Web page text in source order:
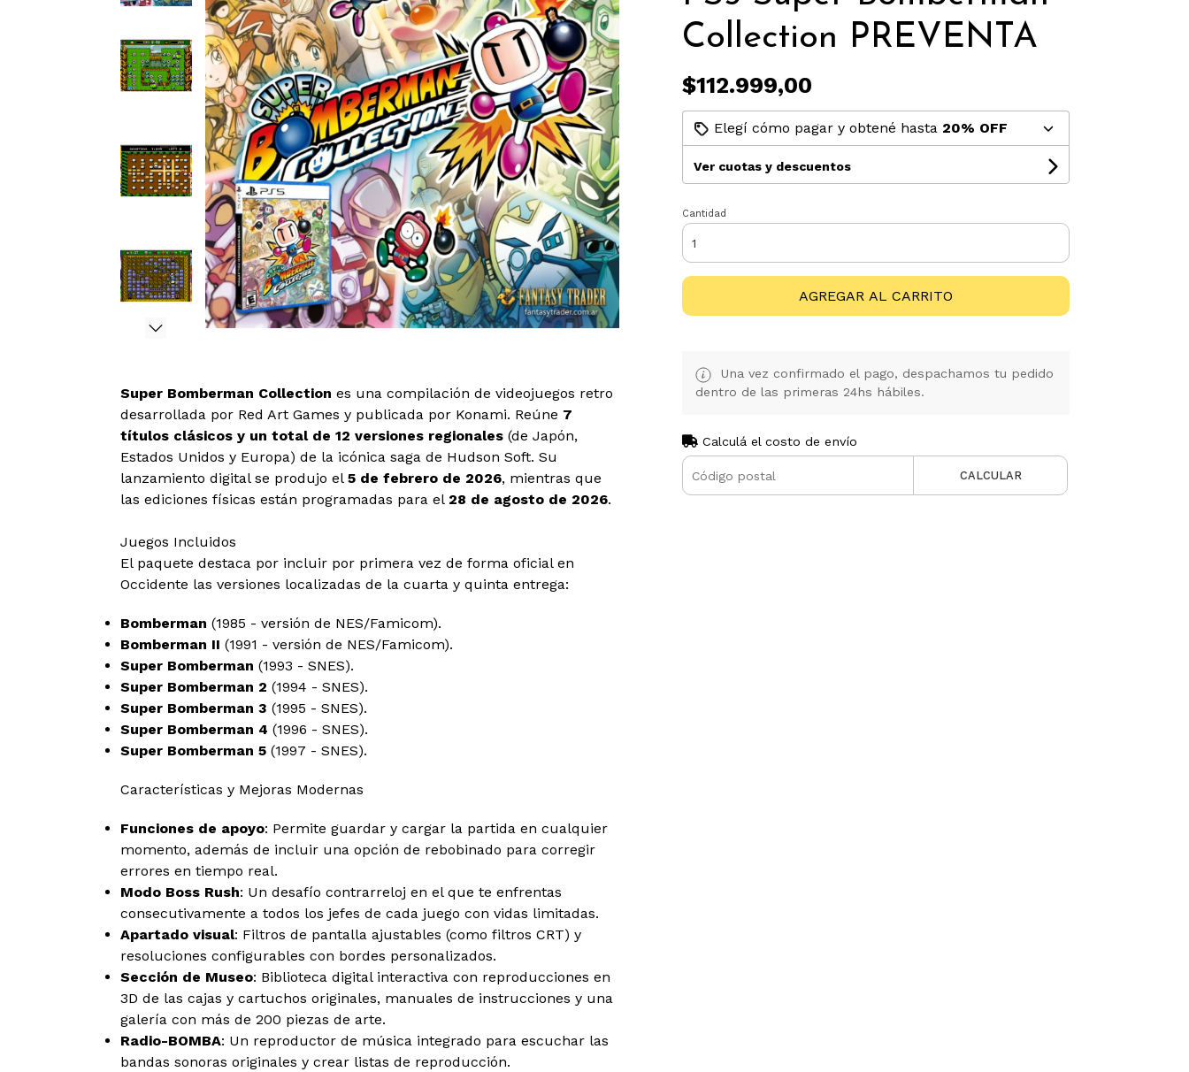
Super Bomberman Collection es una compilación de videojuegos retro
desarrollada por Red Art Games y publicada por Konami. Reúne 7
títulos clásicos y un total de 12 versiones regionales(de Japón,
Estados Unidos y Europa) de la icónica saga de Hudson Soft. Su
lanzamiento digital se produjo el 5 de febrero de 2026, mientras que
las ediciones físicas están programadas para el 28 de agosto de 2026.
Juegos Incluidos
El paquete destaca por incluir por primera vez de forma oficial en
Occidente las versiones localizadas de la cuarta y quinta entrega:
Bomberman (1985 - versión de NES/Famicom).
Bomberman II (1991 - versión de NES/Famicom).
Super Bomberman (1993 - SNES).
Super Bomberman 2 (1994 - SNES).
Super Bomberman 3 (1995 - SNES).
Super Bomberman 4 (1996 - SNES).
Super Bomberman 5(1997 - SNES).
Características y Mejoras Modernas
Funciones de apoyo: Permite guardar y cargar la partida en cualquier
momento, además de incluir una opción de rebobinado para corregir
errores en tiempo real.
Modo Boss Rush: Un desafío contrarreloj en el que te enfrentas
consecutivamente a todos los jefes de cada juego con vidas limitadas.
Apartado visual: Filtros de pantalla ajustables (como filtros CRT) y
resoluciones configurables con bordes personalizados.
Sección de Museo: Biblioteca digital interactiva con reproducciones en
3D de las cajas y cartuchos originales, manuales de instrucciones y una
galería con más de 200 piezas de arte.
Radio-BOMBA: Un reproductor de música integrado para escuchar las
bandas sonoras originales y crear listas de reproducción.
Collection PREVENTA
$112.999,00
Elegí cómo pagar y obtené hasta 20% OFF
Ver cuotas y descuentos
Cantidad
AGREGAR AL CARRITO
Una vez confirmado el pago, despachamos tu pedido
dentro de las primeras 24hs hábiles.
Calculá el costo de envío
CALCULAR